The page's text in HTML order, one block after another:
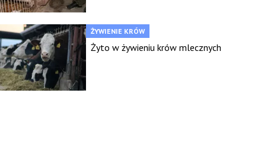
ŻYWIENIE KRÓW
Żyto w żywieniu krów mlecznych